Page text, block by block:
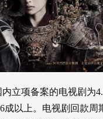
立项备案的电视剧为
成以上。电视剧回款